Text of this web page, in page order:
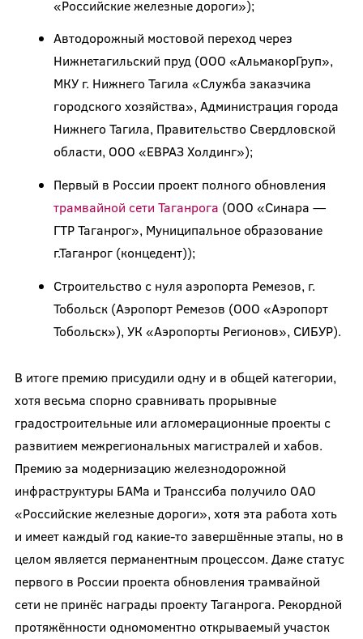
«Российские железные дороги»);
Автодорожный мостовой переход через
Нижнетагильский пруд (ООО «АльмакорГруп»,
МКУ г. Нижнего Тагила «Служба заказчика
городского хозяйства», Администрация города
Нижнего Тагила, Правительство Свердловской
области, ООО «ЕВРАЗ Холдинг»);
Первый в России проект полного обновления
трамвайной сети Таганрога (ООО «Синара —
ГТР Таганрог», Муниципальное образование
г.Таганрог (концедент));
Строительство с нуля аэропорта Ремезов, г.
Тобольск (Аэропорт Ремезов (ООО «Аэропорт
Тобольск»), УК «Аэропорты Регионов», СИБУР).
В итоге премию присудили одну и в общей категории,
хотя весьма спорно сравнивать прорывные
градостроительные или агломерационные проекты с
развитием межрегиональных магистралей и хабов.
Премию за модернизацию железнодорожной
инфраструктуры БАМа и Транссиба получило ОАО
«Российские железные дороги», хотя эта работа хоть
и имеет каждый год какие-то завершённые этапы, но в
целом является перманентным процессом. Даже статус
первого в России проекта обновления трамвайной
сети не принёс награды проекту Таганрога. Рекордной
протяжённости одномоментно открываемый участок